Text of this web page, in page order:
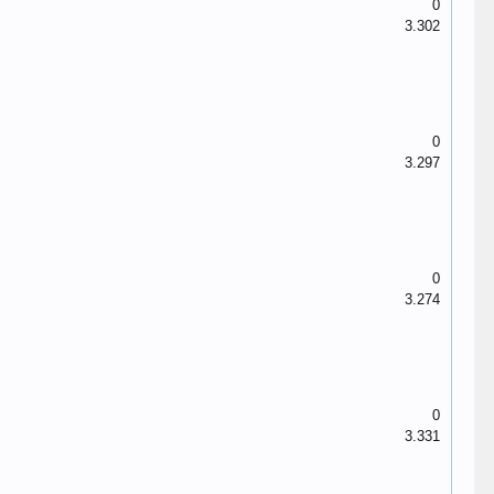
0
3.302
0
3.297
0
3.274
0
3.331